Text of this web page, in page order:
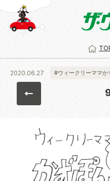
2020.06.27 #ウィークリーママか